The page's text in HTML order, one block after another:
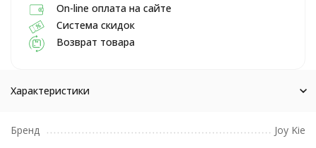
On-line оплата на сайте
Система скидок
Возврат товара
Характеристики
Бренд
Joy Kie